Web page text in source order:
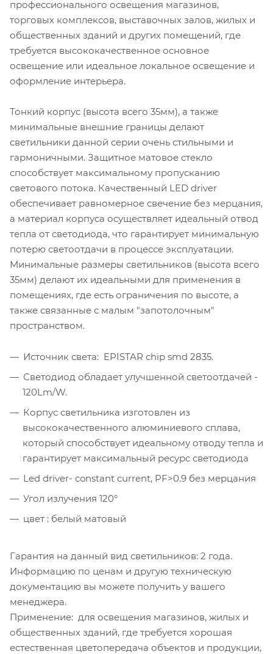
профессионального освещения магазинов,
торговых комплексов, выставочных залов, жилых и
общественных зданий и других помещений, где
требуется высококачественное основное
освещение или идеальное локальное освещение и
оформление интерьера.
Тонкий корпус (высота всего 35мм), а также
минимальные внешние границы делают
светильники данной серии очень стильными и
гармоничными. Защитное матовое стекло
способствует максимальному пропусканию
светового потока. Качественный LED driver
обеспечивает равномерное свечение без мерцания,
а материал корпуса осуществляет идеальный отвод
тепла от светодиода, что гарантирует минимальную
потерю светоотдачи в процессе эксплуатации.
Минимальные размеры светильников (высота всего
35мм) делают их идеальными для применения в
помещениях, где есть ограничения по высоте, а
также связанные с малым "запотолочным"
пространством.
Источник света: EPISTAR chip smd 2835.
Светодиод обладает улучшенной светоотдачей -
120Lm/W.
Корпус светильника изготовлен из
высококачественного алюминиевого сплава,
который способствует идеальному отводу тепла и
гарантирует максимальный ресурс светодиода
Led driver- constant current, PF>0.9 без мерцания
Угол излучения 120°
цвет : белый матовый
Гарантия на данный вид светильников: 2 года.
Информацию по ценам и другую техническую
документацию вы можете получить у вашего
менеджера.
Применение: для освещения магазинов, жилых и
общественных зданий, где требуется хорошая
естественная цветопередача объектов и продукции,